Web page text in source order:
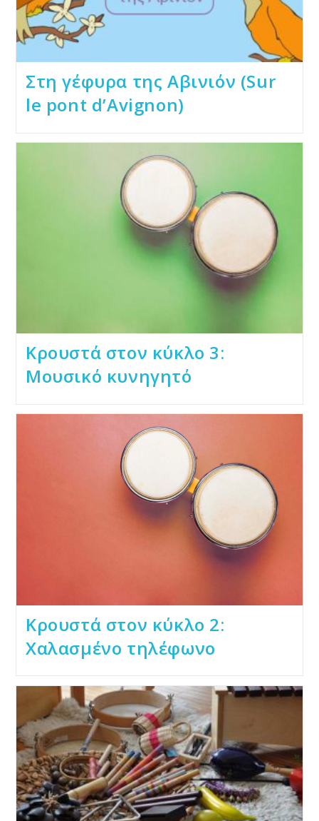
Στη γέφυρα της Αβινιόν (Sur
le pont d’Avignon)
Κρουστά στον κύκλο 3:
Μουσικό κυνηγητό
Κρουστά στον κύκλο 2:
Χαλασμένο τηλέφωνο